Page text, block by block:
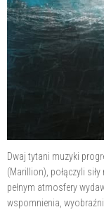
Dwaj tytani muzyki
(Marillion), połączyli
pełnym atmosfery
wspomnienia,